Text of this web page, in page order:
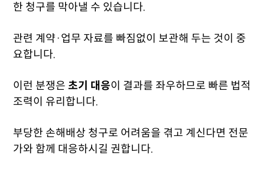
한 청구를 막아낼 수 있습니다.
관련 계약·업무 자료를 빠짐없이 보관해 두는 것이 중
요합니다.
이런 분쟁은초기 대응이 결과를 좌우하므로 빠른 법적
조력이 유리합니다.
부당한 손해배상 청구로 어려움을 겪고 계신다면 전문
가와 함께 대응하시길 권합니다.